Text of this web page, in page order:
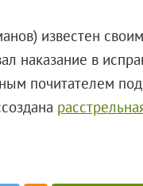
известен
наказание в
почитателем